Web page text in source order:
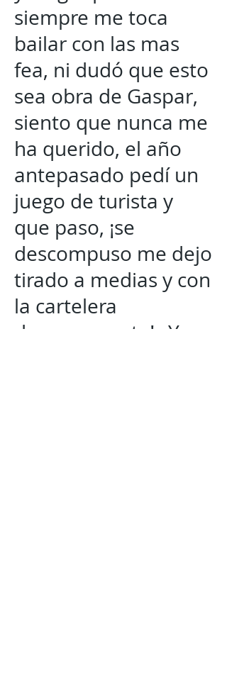
siempre me toca
bailar con las mas
fea, ni dudó que esto
sea obra de Gaspar,
siento que nunca me
ha querido, el año
antepasado pedí un
juego de turista y
que paso, ¡se
descompuso me dejo
tirado a medias y con
la cartelera
descompuesta! ¿Y